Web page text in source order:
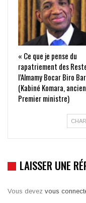
« Ce que je pense du
rapatriement des
l’Almamy Bocar Biro
(Kabiné Komara, ancien
Premier ministre)
LAISSER UNE
Vous devez vous